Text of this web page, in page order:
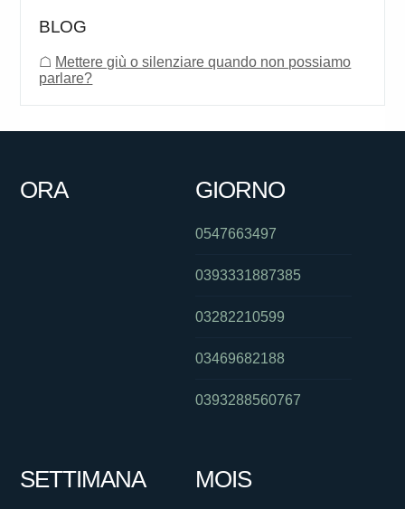
BLOG
☖ Mettere giù o silenziare quando non possiamo
parlare?
ORA GIORNO
0547663497
0393331887385
03282210599
03469682188
0393288560767
SETTIMANA MOIS